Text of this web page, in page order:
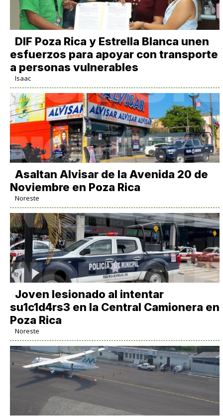
DIF Poza Rica y Estrella Blanca unen
esfuerzos para apoyar con transporte
a personas vulnerables
Isaac
Asaltan Alvisar de la Avenida 20 de
Noviembre en Poza Rica
Noreste
Joven lesionado al intentar
su1c1d4rs3 en la Central Camionera en
Poza Rica
Noreste